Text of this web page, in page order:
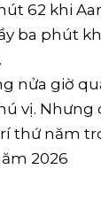
62 khi
‍ba phút
nửa giờ
vị.
thứ năm
2026